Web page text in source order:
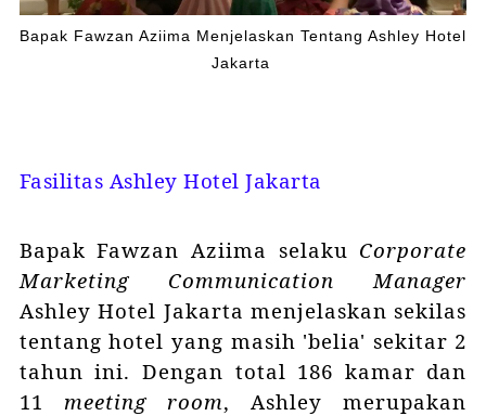
Bapak Fawzan Aziima Menjelaskan Tentang Ashley Hotel
Jakarta
Fasilitas Ashley Hotel Jakarta
Bapak Fawzan Aziima selaku Corporate
Marketing Communication Manager
Ashley Hotel Jakarta menjelaskan sekilas
tentang hotel yang masih 'belia' sekitar 2
tahun ini. Dengan total 186 kamar dan
11 meeting room, Ashley merupakan